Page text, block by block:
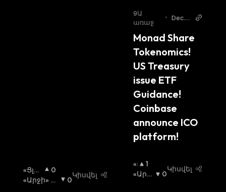
«Ցլի»
Շուկ
0
«Արջի» Շ
0
Կիսվել
Շ
Ո
Կ
Ա
:
Ւկա
9Ա
առաջ
• Decry
Monad Share
Tokenomics!
US Treasury
issue ETF
Guidance!
Coinbase
announce ICO
«Ց
Լ
1
«Արջ
0
Կիսվել